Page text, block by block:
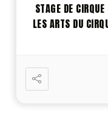
STAGE DE
LES ARTS DU